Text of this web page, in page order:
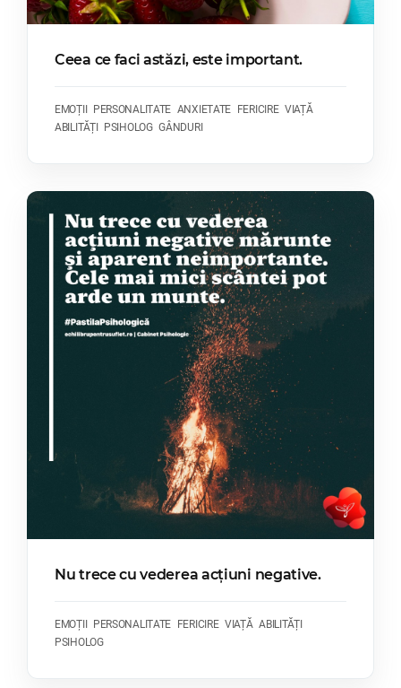
Ceea ce faci astăzi, este important.
EMOȚII PERSONALITATE ANXIETATE FERICIRE VIAȚĂ
ABILITĂȚI
PSIHOLOG GÂNDURI
Nu trece cu vederea acțiuni negative.
EMOȚII PERSONALITATE FERICIRE VIAȚĂ ABILITĂȚI
PSIHOLOG